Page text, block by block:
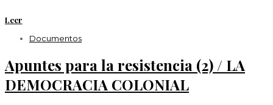
Leer
Documentos
Apuntes para la resistencia (2) / LA
DEMOCRACIA COLONIAL